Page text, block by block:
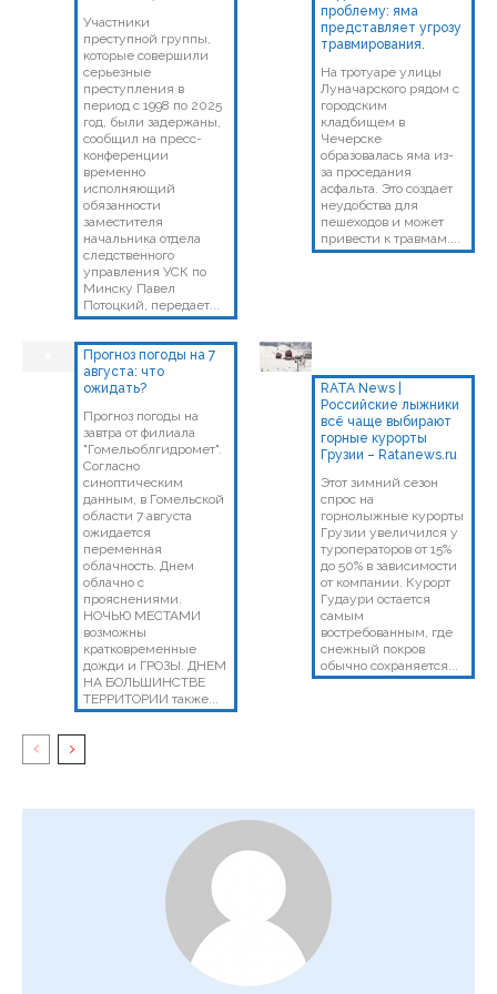
Участники
преступной группы,
которые совершили
серьезные
преступления в
период с 1998 по 2025
год, были задержаны,
сообщил на пресс-
конференции
временно
исполняющий
обязанности
заместителя
начальника отдела
следственного
управления УСК по
Минску Павел
Потоцкий, передает...
проблему: яма
представляет угрозу
травмирования.
На тротуаре улицы
Луначарского рядом с
городским
кладбищем в
Чечерске
образовалась яма из-
за проседания
асфальта. Это создает
неудобства для
пешеходов и может
привести к травмам....
Прогноз погоды на 7
августа: что
ожидать?
Прогноз погоды на
завтра от филиала
"Гомельоблгидромет".
Согласно
синоптическим
данным, в Гомельской
области 7 августа
ожидается
переменная
облачность. Днем
облачно с
прояснениями.
НОЧЬЮ МЕСТАМИ
возможны
кратковременные
дожди и ГРОЗЫ. ДНЕМ
НА БОЛЬШИНСТВЕ
ТЕРРИТОРИИ также...
RATA News |
Российские лыжники
всё чаще выбирают
горные курорты
Грузии – Ratanews.ru
Этот зимний сезон
спрос на
горнолыжные курорты
Грузии увеличился у
туроператоров от 15%
до 50% в зависимости
от компании. Курорт
Гудаури остается
самым
востребованным, где
снежный покров
обычно сохраняется...